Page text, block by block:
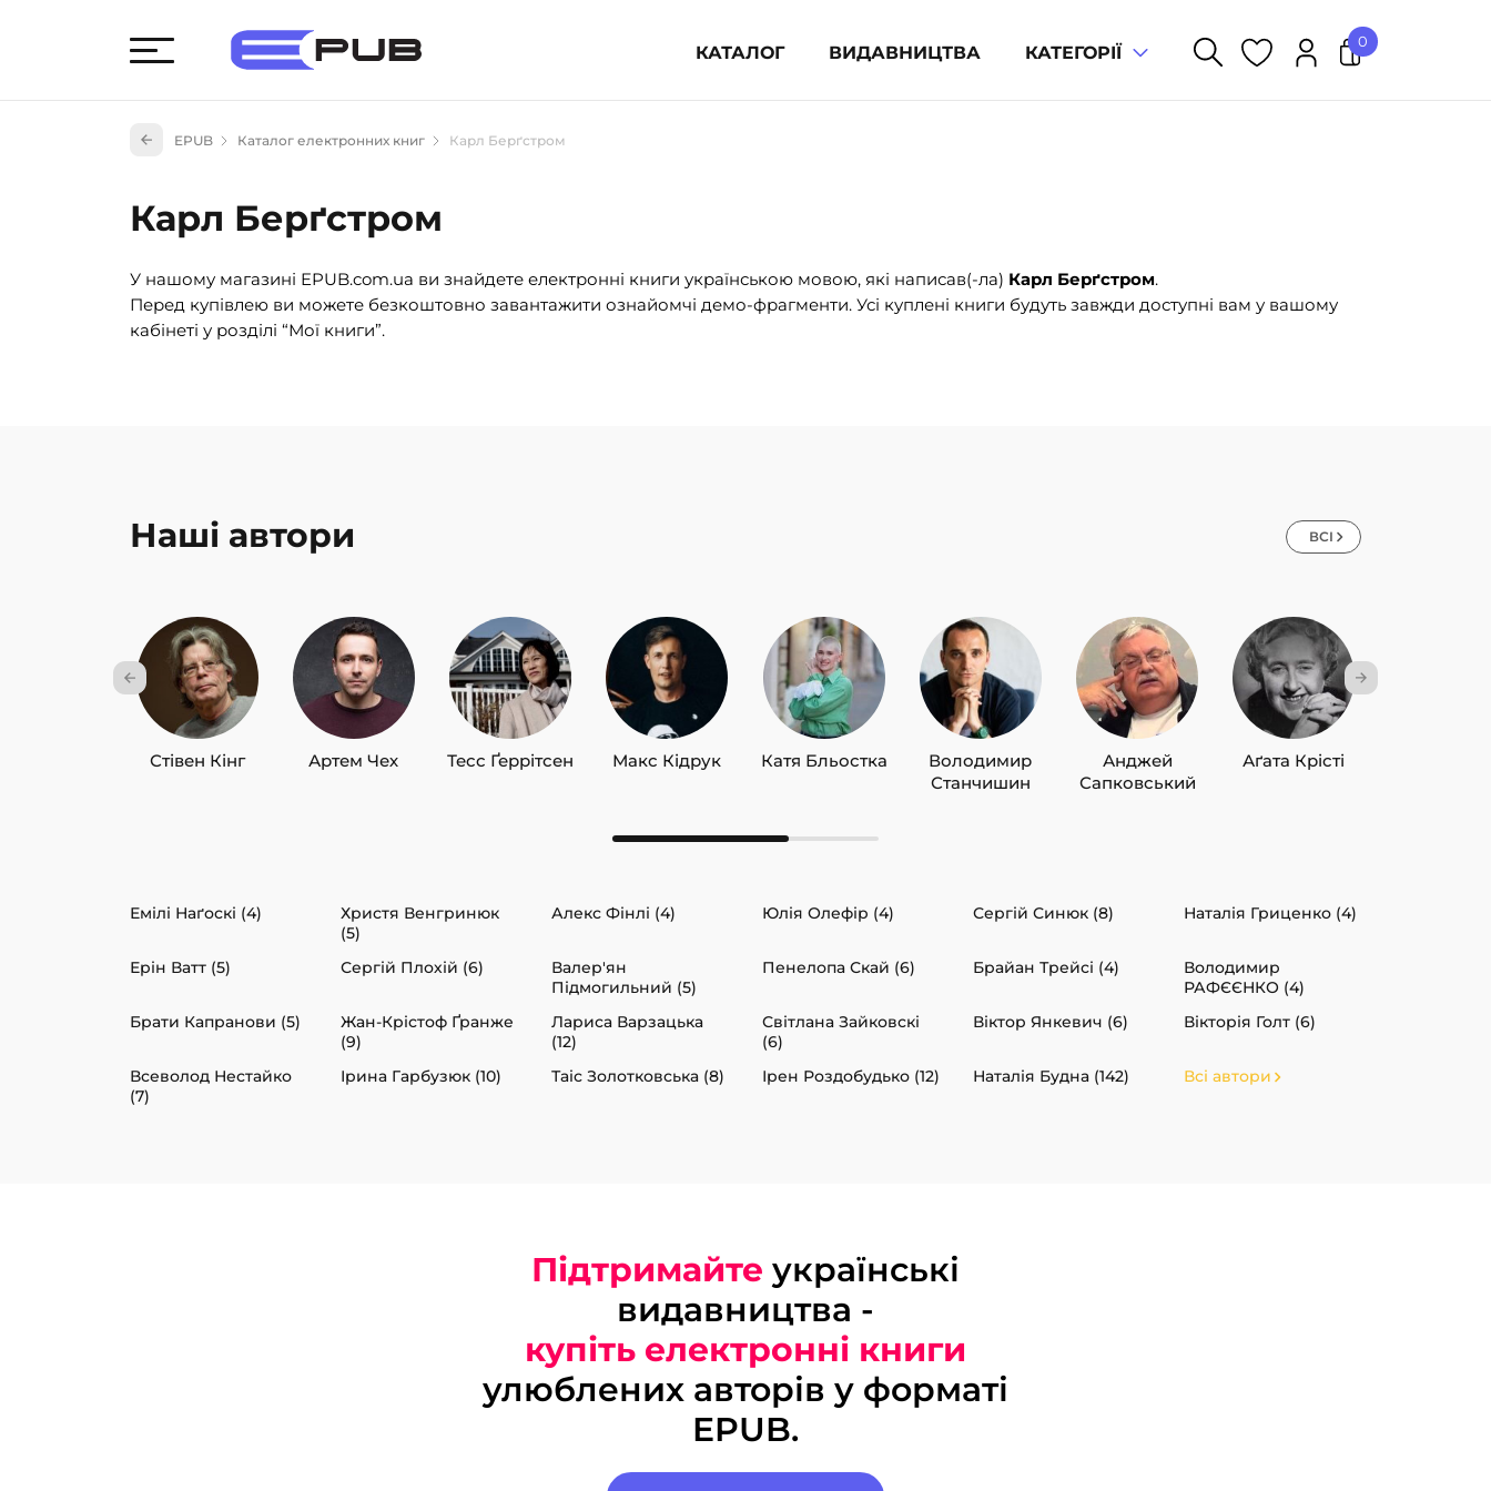
КАТАЛОГ ВИДАВНИЦТВА КАТЕГОРІЇ
Художня література (1854)
(527)
0
У кошику немає товарів.
EPUB Каталог електронних книг Карл Берґстром
Карл Берґстром
У нашому магазині EPUB.com.ua ви знайдете електронні книги українською мовою, які написав(-ла) Карл Берґстром.
Перед купівлею ви можете безкоштовно завантажити ознайомчі демо-фрагменти. Усі куплені книги будуть завжди доступні вам у вашому
кабінеті у розділі “Мої книги”.
Наші автори ВСІ
Стівен Кінг Артем Чех Тесс Ґеррітсен Макс Кідрук Катя Бльостка
Володимир
Станчишин
Анджей
Сапковський
Аґата Крісті
Емілі Наґоскі (4)
Христя Венгринюк
(5)
Алекс Фінлі (4) Юлія Олефір (4) Сергій Синюк (8) Наталія Гриценко (4)
Ерін Ватт (5) Сергій Плохій (6)
Валер'ян
Підмогильний (5)
Пенелопа Скай (6) Брайан Трейсі (4)
Володимир
РАФЄЄНКО (4)
Брати Капранови (5)
Жан-Крістоф Ґранже
(9)
Лариса Варзацька
(12)
Світлана Зайковскі
(6)
Віктор Янкевич (6) Вікторія Голт (6)
Всеволод Нестайко
(7)
Ірина Гарбузюк (10) Таіс Золотковська (8) Ірен Роздобудько (12) Наталія Будна (142) Всі автори
Підтримайте українські
видавництва -
купіть електронні книги
улюблених авторів у форматі
EPUB.